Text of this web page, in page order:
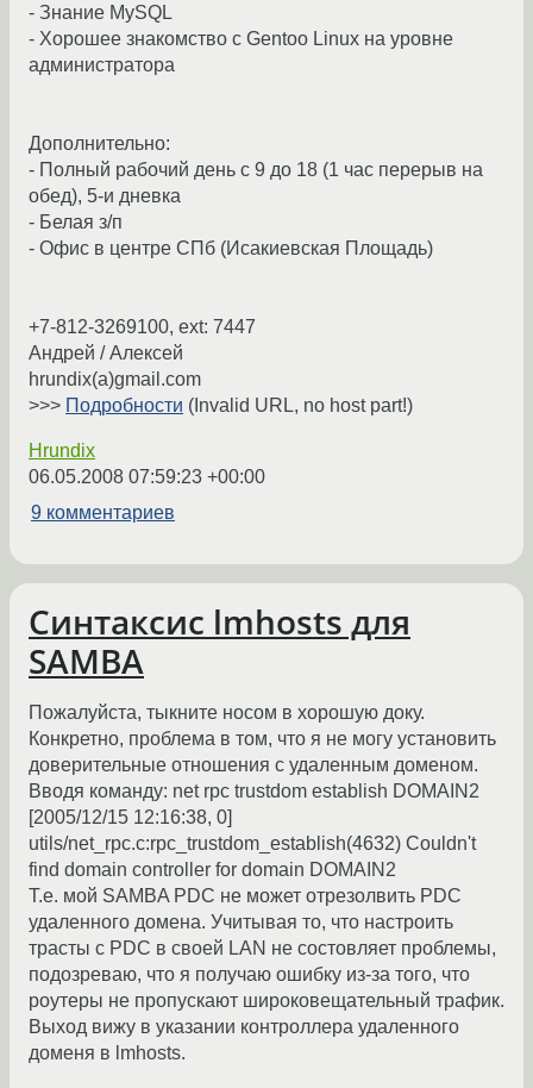
- Знание MySQL
- Хорошее знакомство с Gentoo Linux на уровне
администратора
Дополнительно:
- Полный рабочий день с 9 до 18 (1 час перерыв на
обед), 5-и дневка
- Белая з/п
- Офис в центре СПб (Исакиевская Площадь)
+7-812-3269100, ext: 7447
Андрей / Алексей
hrundix(a)gmail.com
>>> Подробности (Invalid URL, no host part!)
Hrundix
06.05.2008 07:59:23 +00:00
9 комментариев
Синтаксис lmhosts для
SAMBA
Пожалуйста, тыкните носом в хорошую доку.
Конкретно, проблема в том, что я не могу установить
доверительные отношения с удаленным доменом.
Вводя команду: net rpc trustdom establish DOMAIN2
[2005/12/15 12:16:38, 0]
utils/net_rpc.c:rpc_trustdom_establish(4632) Couldn't
find domain controller for domain DOMAIN2
Т.е. мой SAMBA PDC не может отрезолвить PDC
удаленного домена. Учитывая то, что настроить
трасты с PDC в своей LAN не состовляет проблемы,
подозреваю, что я получаю ошибку из-за того, что
роутеры не пропускают широковещательный трафик.
Выход вижу в указании контроллера удаленного
доменя в lmhosts.